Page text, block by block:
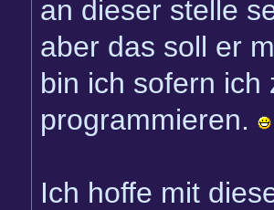
an dieser stelle
aber das soll er
bin ich sofern
programmieren.
Ich hoffe mit